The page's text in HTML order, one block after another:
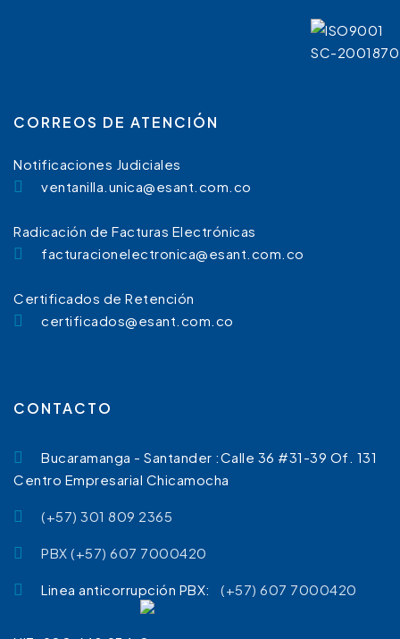
CORREOS DE ATENCIÓN
Notificaciones Judiciales
ventanilla.unica@esant.com.co
Radicación de Facturas Electrónicas
facturacionelectronica@esant.com.co
Certificados de Retención
certificados@esant.com.co
CONTACTO
Bucaramanga - Santander :Calle 36 #31-39 Of. 131
Centro Empresarial Chicamocha
(+57) 301 809 2365
PBX (+57) 607 7000420
Linea anticorrupción PBX: (+57) 607 7000420